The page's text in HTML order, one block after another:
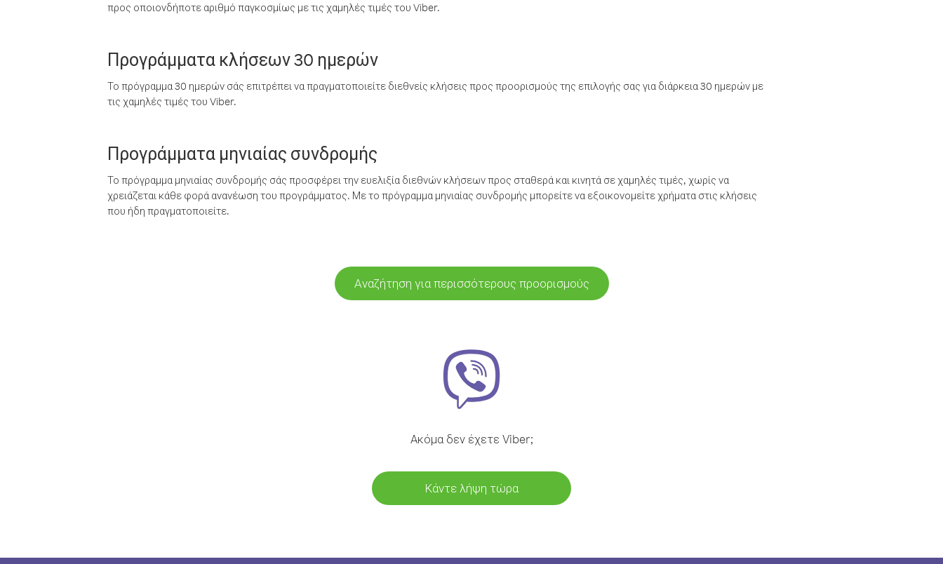
προς οποιονδήποτε αριθμό παγκοσμίως με τις χαμηλές τιμές του Viber.
Προγράμματα κλήσεων 30 ημερών
Το πρόγραμμα 30 ημερών σάς επιτρέπει να πραγματοποιείτε διεθνείς κλήσεις προς προορισμούς της επιλογής σας για διάρκεια 30 ημερών με
τις χαμηλές τιμές του Viber.
Προγράμματα μηνιαίας συνδρομής
Το πρόγραμμα μηνιαίας συνδρομής σάς προσφέρει την ευελιξία διεθνών κλήσεων προς σταθερά και κινητά σε χαμηλές τιμές, χωρίς να
χρειάζεται κάθε φορά ανανέωση του προγράμματος. Με το πρόγραμμα μηνιαίας συνδρομής μπορείτε να εξοικονομείτε χρήματα στις κλήσεις
που ήδη πραγματοποιείτε.
Αναζήτηση για περισσότερους προορισμούς
Ακόμα δεν έχετε Viber;
Κάντε λήψη τώρα